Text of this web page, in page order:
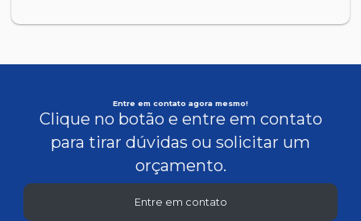
Entre em contato agora mesmo!
Clique no botão e entre em contato
para tirar dúvidas ou solicitar um
orçamento.
Entre em contato